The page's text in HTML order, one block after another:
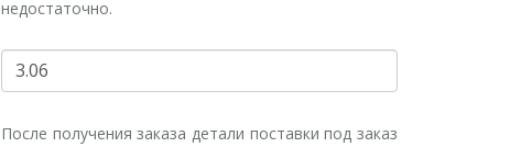
недостаточно.
После получения заказа детали поставки под заказ